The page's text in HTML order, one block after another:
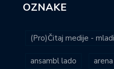
OZNAKE
(Pro)Čitaj medije -
ansambl lado